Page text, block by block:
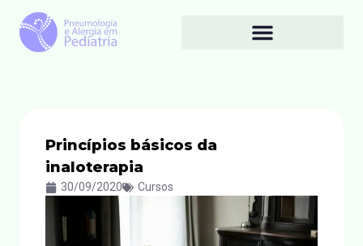
Princípios básicos da
inaloterapia
30/09/2020 Cursos